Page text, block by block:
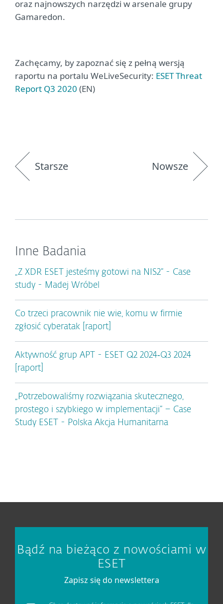
oraz najnowszych narzędzi w arsenale grupy
Gamaredon.
Zachęcamy, by zapoznać się z pełną wersją
raportu na portalu WeLiveSecurity: ESET Threat
Report Q3 2020 (EN)
Starsze Nowsze
Inne Badania
„Z XDR ESET jesteśmy gotowi na NIS2” - Case
study - Madej Wróbel
Co trzeci pracownik nie wie, komu w firmie
zgłosić cyberatak [raport]
Aktywność grup APT - ESET Q2 2024‑Q3 2024
[raport]
„Potrzebowaliśmy rozwiązania skutecznego,
prostego i szybkiego w implementacji” – Case
Study ESET - Polska Akcja Humanitarna